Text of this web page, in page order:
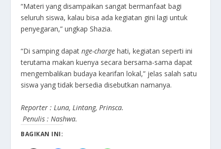
“Materi yang disampaikan sangat bermanfaat bagi
seluruh siswa, kalau bisa ada kegiatan gini lagi untuk
penyegaran,” ungkap Shazia.
“Di samping dapatnge-charge hati, kegiatan seperti ini
terutama makan kuenya secara bersama-sama dapat
mengembalikan budaya kearifan lokal,” jelas salah satu
siswa yang tidak bersedia disebutkan namanya.
Reporter : Luna, Lintang, Prinsca.
Penulis : Nashwa.
BAGIKAN INI: